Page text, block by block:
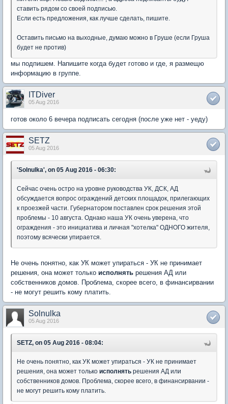
ставить рядом со своей подписью.
Если есть предложения, как лучше сделать, пишите.
Оставить письмо на выходные, думаю можно в Груше (если Груша
будет не против)
мы подпишем. Напишите когда будет готово и где, я размещю
информацию в группе.
ITDiver
05 Aug 2016
готов около 6 вечера подписать сегодня (после уже нет - уеду)
SETZ
05 Aug 2016
'Solnulka', on 05 Aug 2016 - 06:30:
Сейчас очень остро на уровне руководства УК, ДСК, АД
обсуждается вопрос ограждений детских площадок, прилегающих
к проезжей части. Губернатором поставлен срок решения этой
проблемы - 10 августа. Однако наша УК очень уверена, что
ограждения - это инициатива и личная "хотелка" ОДНОГО жителя,
поэтому всячески упирается.
Не очень понятно, как УК может упираться - УК не принимает
решения, она может только исполнять решения АД или
собственников домов. Проблема, скорее всего, в финансирвании
- не могут решить кому платить.
Solnulka
05 Aug 2016
SETZ, on 05 Aug 2016 - 08:04:
Не очень понятно, как УК может упираться - УК не принимает
решения, она может только исполнять решения АД или
собственников домов. Проблема, скорее всего, в финансирвании -
не могут решить кому платить.